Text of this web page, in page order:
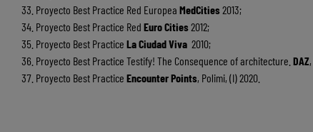
Proyecto Best Practice Red Europea MedCities2013;
Proyecto Best Practice Red Euro Cities2012;
Proyecto Best Practice La Ciudad Viva 2010;
Proyecto Best Practice Testify! The Consequence of architecture. DAZ,
Proyecto Best Practice Encounter Points, Polimi, (I) 2020.